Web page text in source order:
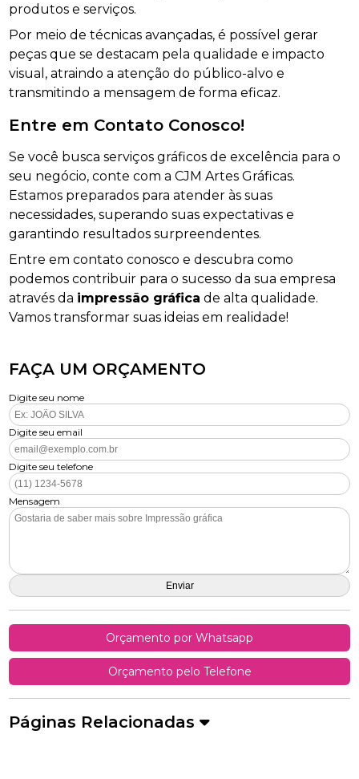
produtos e serviços.
Por meio de técnicas avançadas, é possível gerar
peças que se destacam pela qualidade e impacto
visual, atraindo a atenção do público-alvo e
transmitindo a mensagem de forma eficaz.
Entre em Contato Conosco!
Se você busca serviços gráficos de excelência para o
seu negócio, conte com a CJM Artes Gráficas.
Estamos preparados para atender às suas
necessidades, superando suas expectativas e
garantindo resultados surpreendentes.
Entre em contato conosco e descubra como
podemos contribuir para o sucesso da sua empresa
através da impressão gráfica de alta qualidade.
Vamos transformar suas ideias em realidade!
FAÇA UM ORÇAMENTO
Digite seu nome
Digite seu email
Digite seu telefone
Mensagem
Orçamento por Whatsapp
Orçamento pelo Telefone
Páginas Relacionadas